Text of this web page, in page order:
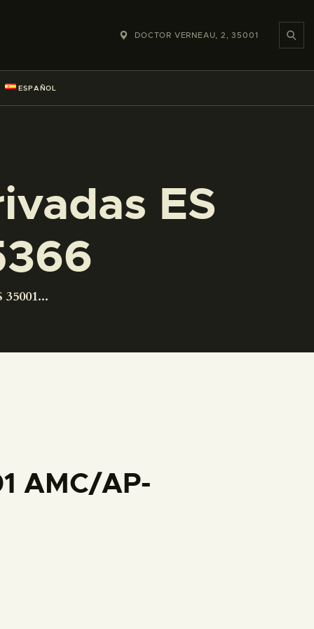
DOCTOR VERNEAU, 2, 35001
ESPAÑOL
ES
AMC/AP-